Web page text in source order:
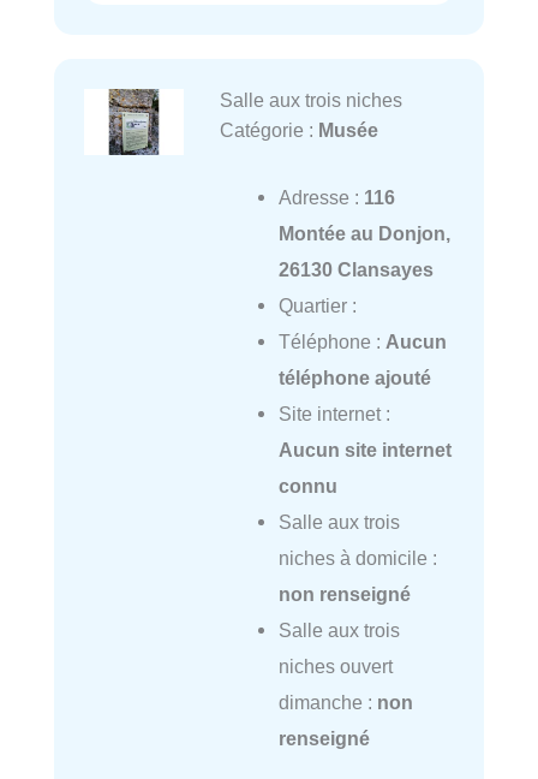
Salle aux trois niches
Catégorie : Musée
Adresse : 116
Montée au Donjon,
26130 Clansayes
Quartier :
Téléphone : Aucun
téléphone ajouté
Site internet :
Aucun site internet
connu
Salle aux trois
niches à domicile :
non renseigné
Salle aux trois
niches ouvert
dimanche : non
renseigné